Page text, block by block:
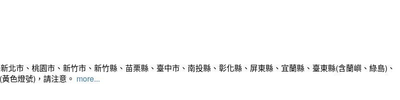
市、桃園市、新竹市、新竹縣、苗栗縣、臺中市、南投縣、彰化縣、屏東縣、宜蘭縣、臺東縣(含蘭嶼、綠島)、
色燈號)，請注意。 more...